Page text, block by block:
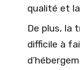
qualité et
De plus, la
difficile à